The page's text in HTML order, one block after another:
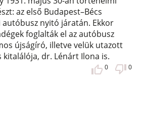
az első Budapest–Bécs
nyitó járatán. Ekkor
foglalták el az autóbusz
újságíró, illetve velük utazott
kitalálója, dr. Lénárt Ilona is.
0 0